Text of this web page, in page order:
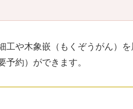
工や木象嵌（もくぞうがん）
約）ができます。